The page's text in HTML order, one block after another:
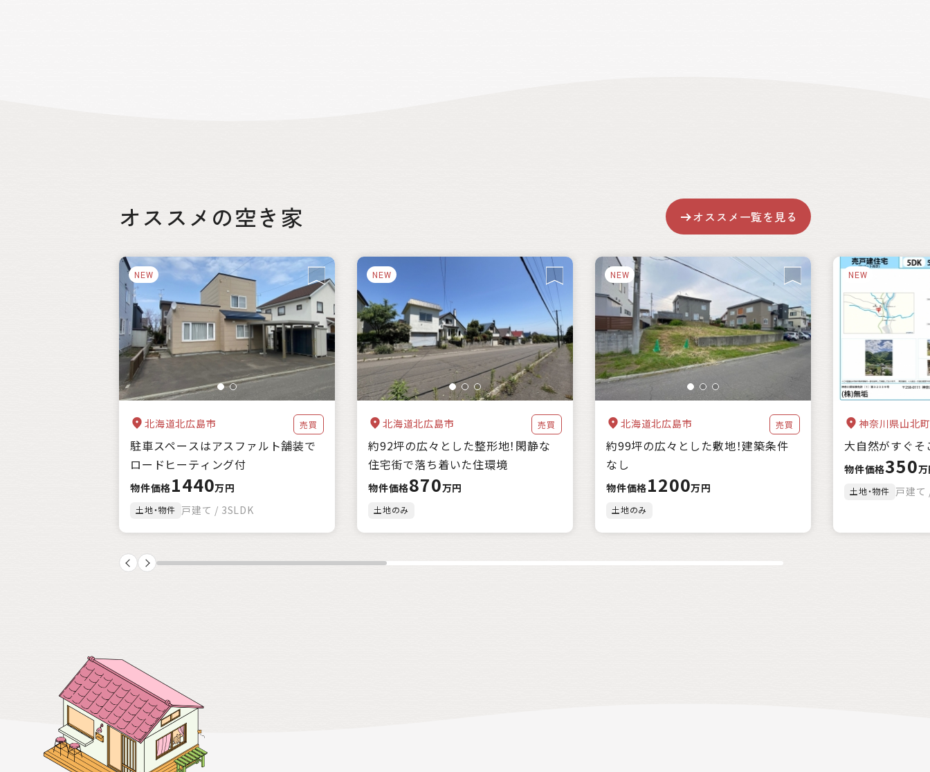
絞り込み
都道府県
自治体の特徴 海に近い 森林が豊か 暖かい地域 涼しい地域 交通が便利
都市近郊
支援制度
家賃補助 住宅購入補助 リフォーム補助 移住補助
起業補助
キーワード
件 クリア 絞込み検索
オススメの空き家
NEW
北海道北広島市 売買
駐車スペースはアスファルト舗装で
ロードヒーティング付
物件価格1440万円
土地・物件 戸建て / 3SLDK
NEW
北海道北広島市 売買
約92坪の広々とした整形地！閑静な
住宅街で落ち着いた住環境
物件価格870万円
土地のみ
NEW
北海道北広島市 売買
約99坪の広々とした敷地！建築条件
なし
物件価格1200万円
土地のみ
NEW
神奈川県山北町
大自然がすぐそ
物件価格350
土地・物件 戸建て
オススメ一覧を見る